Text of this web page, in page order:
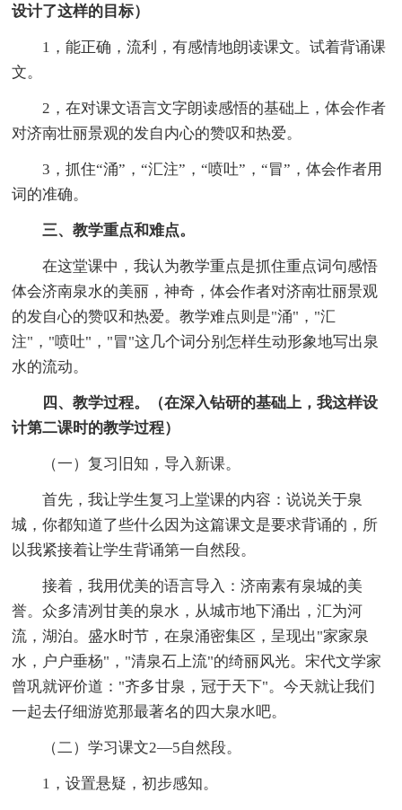
设计了这样的目标）
1，能正确，流利，有感情地朗读课文。试着背诵课
文。
2，在对课文语言文字朗读感悟的基础上，体会作者
对济南壮丽景观的发自内心的赞叹和热爱。
3，抓住“涌”，“汇注”，“喷吐”，“冒”，体会作者用
词的准确。
三、教学重点和难点。
在这堂课中，我认为教学重点是抓住重点词句感悟
体会济南泉水的美丽，神奇，体会作者对济南壮丽景观
的发自心的赞叹和热爱。教学难点则是"涌"，"汇
注"，"喷吐"，"冒"这几个词分别怎样生动形象地写出泉
水的流动。
四、教学过程。（在深入钻研的基础上，我这样设
计第二课时的教学过程）
（一）复习旧知，导入新课。
首先，我让学生复习上堂课的内容：说说关于泉
城，你都知道了些什么因为这篇课文是要求背诵的，所
以我紧接着让学生背诵第一自然段。
接着，我用优美的语言导入：济南素有泉城的美
誉。众多清冽甘美的泉水，从城市地下涌出，汇为河
流，湖泊。盛水时节，在泉涌密集区，呈现出"家家泉
水，户户垂杨"，"清泉石上流"的绮丽风光。宋代文学家
曾巩就评价道："齐多甘泉，冠于天下"。今天就让我们
一起去仔细游览那最著名的四大泉水吧。
（二）学习课文2—5自然段。
1，设置悬疑，初步感知。